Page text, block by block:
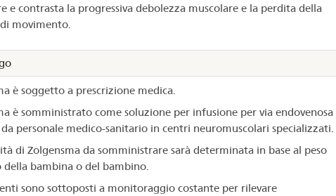
e contrasta la progressiva debolezza muscolare e la perdita della
movimento.
è soggetto a prescrizione medica.
è somministrato come soluzione per infusione per via endovenosa
da personale medico-sanitario in centri neuromuscolari specializzati.
di Zolgensma da somministrare sarà determinata in base al peso
della bambina o del bambino.
sono sottoposti a monitoraggio costante per rilevare